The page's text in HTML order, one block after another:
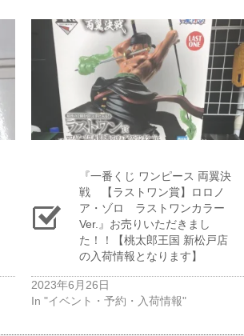
『一番くじ ワンピース 両翼決
戦 【ラストワン賞】ロロノ
ア・ゾロ ラストワンカラー
Ver.』お売りいただきまし
た！！【桃太郎王国 新松戸店
の入荷情報となります】
2023年6月26日
In "イベント・予約・入荷情報"